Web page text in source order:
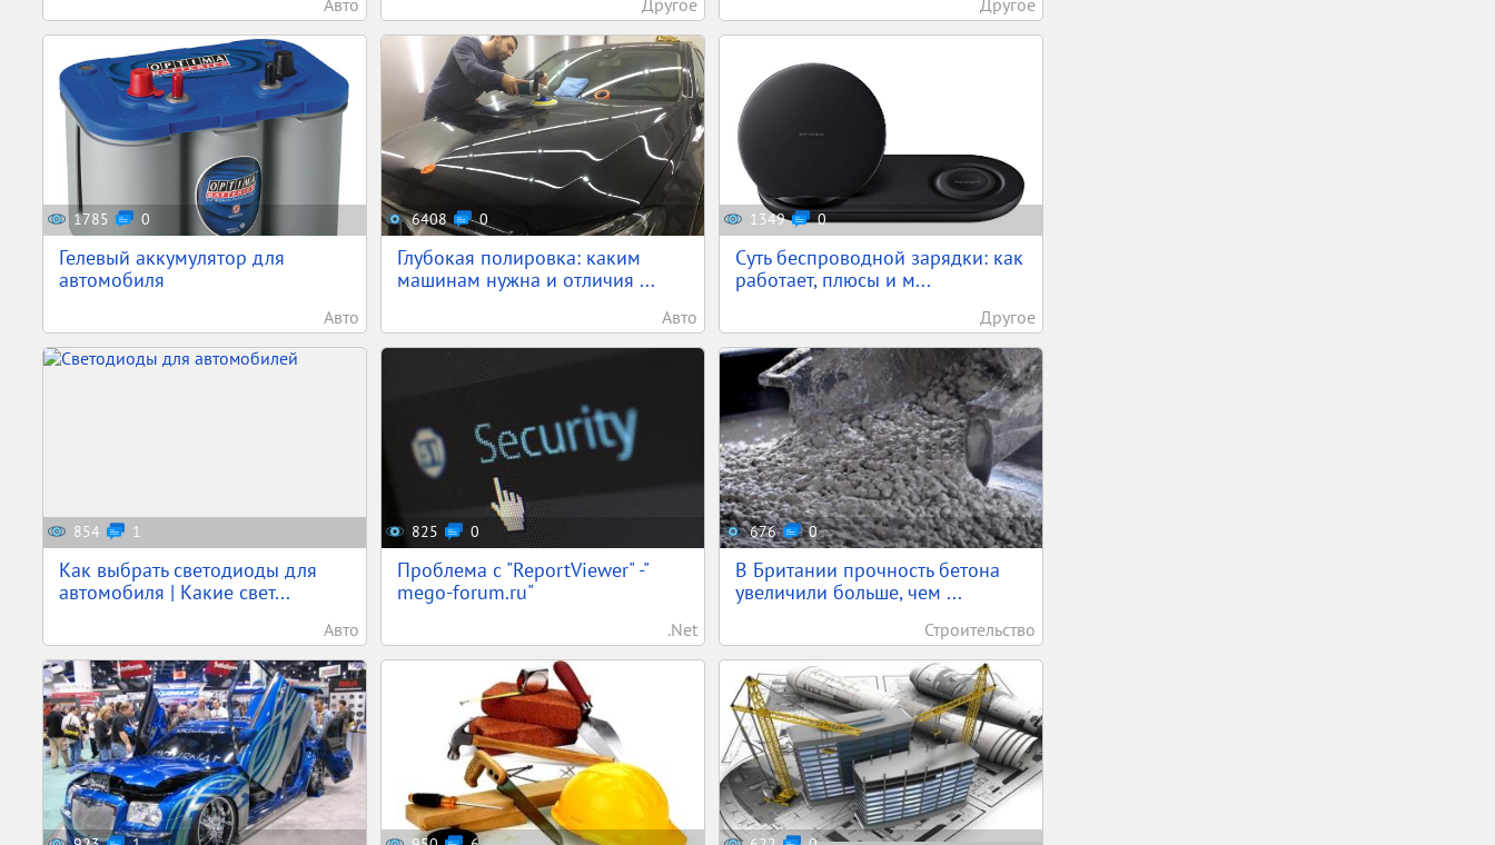
Авто Другое Другое
1785 0
Гелевый аккумулятор для
автомобиля
Авто
6408 0
Глубокая полировка: каким
машинам нужна и отличия ...
Авто
1349 0
Суть беспроводной зарядки: как
работает, плюсы и м...
Другое
854 1
Как выбрать светодиоды для
автомобиля | Какие свет...
Авто
825 0
Проблема с "ReportViewer" -"
mego-forum.ru"
.Net
676 0
В Британии прочность бетона
увеличили больше, чем ...
Строительство